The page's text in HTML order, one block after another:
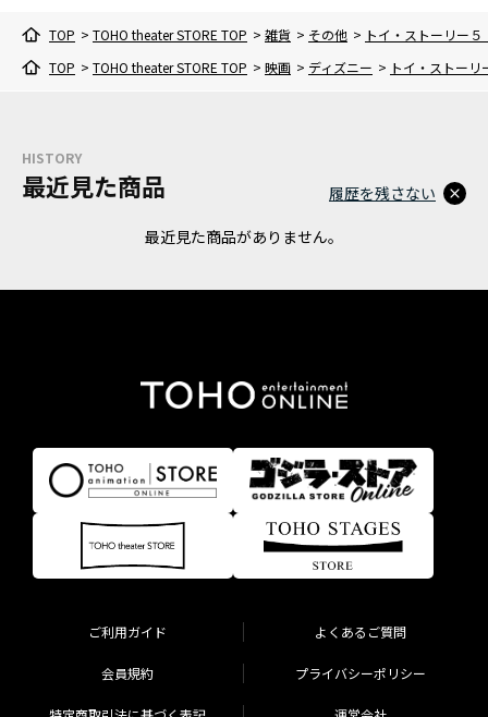
TOP > TOHO theater STORE TOP > 雑貨 > その他 > トイ・ストーリー
TOP > TOHO theater STORE TOP > 映画 > ディズニー > トイ・ストーリ
HISTORY
最近見た商品
最近見た商品がありません。
履歴を残さない
ご利用ガイド よくあるご質問
会員規約 プライバシーポリシー